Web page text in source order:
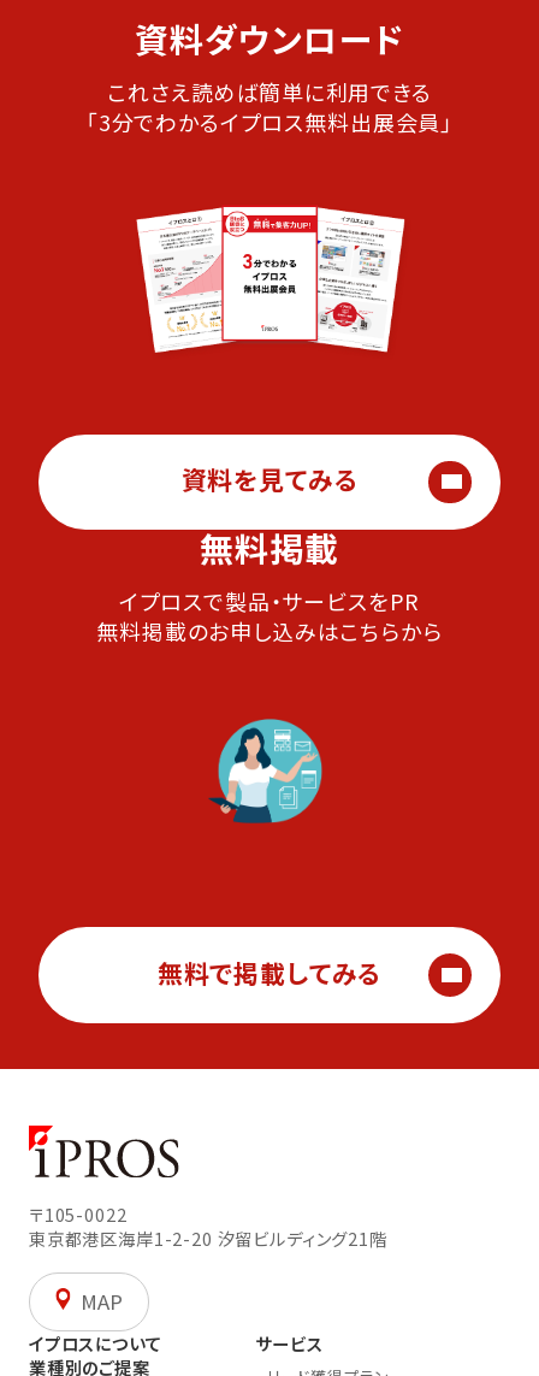
トいたします。
ご利用いただけるよう、不正アクセスや不
正トラフィックの検知、なりすまし対策、マ
ルウェア対策など、複数の角度から安全対
策を強化しております。
資料ダウンロード
これさえ読めば簡単に利用できる
「3分でわかるイプロス無料出展会員」
資料を見てみる
無料掲載
イプロスで製品・サービスをPR
無料掲載のお申し込みはこちらから
無料で掲載してみる
〒105-0022
東京都港区海岸1-2-20 汐留ビルディング21階
MAP
イプロスについて
業種別のご提案
サービス